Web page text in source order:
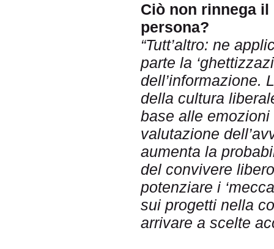
Ciò non rinnega
persona?
“Tutt’altro: ne
parte la
dell’informazione.
della cultura
base alle
valutazione
aumenta la
del convivere
potenziare i
sui progetti nella
arrivare a scelte